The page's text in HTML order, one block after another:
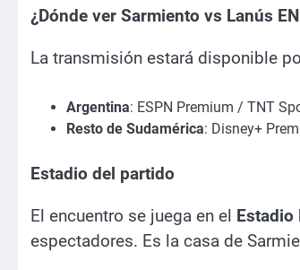
¿Dónde ver Sarmiento vs Lanús
La transmisión estará disponible
Argentina: ESPN Premium / TNT
Resto de Sudamérica: Disney+
Estadio del partido
El encuentro se juega en el Estadio
espectadores. Es la casa de